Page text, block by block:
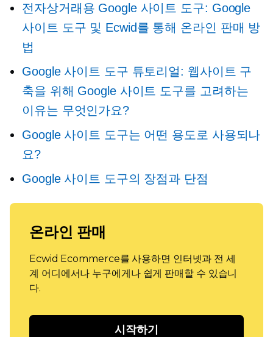
전자상거래용 Google 사이트 도구: Google
사이트 도구 및 Ecwid를 통해 온라인 판매 방
법
Google 사이트 도구 튜토리얼: 웹사이트 구
축을 위해 Google 사이트 도구를 고려하는
이유는 무엇인가요?
Google 사이트 도구는 어떤 용도로 사용되나
요?
Google 사이트 도구의 장점과 단점
온라인 판매
Ecwid Ecommerce를 사용하면 인터넷과 전 세
계 어디에서나 누구에게나 쉽게 판매할 수 있습니
다.
시작하기